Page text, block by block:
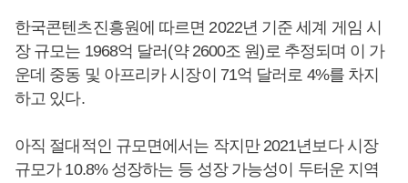
한국콘텐츠진흥원에 따르면 2022년 기준 세계 게임 시
장 규모는 1968억 달러(약 2600조 원)로 추정되며 이 가
운데 중동 및 아프리카 시장이 71억 달러로 4%를 차지
하고 있다.
아직 절대적인 규모면에서는 작지만 2021년보다 시장
규모가 10.8% 성장하는 등 성장 가능성이 두터운 지역